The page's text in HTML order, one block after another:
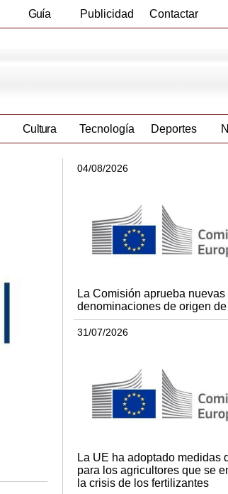
Guía Publicidad Contactar
Cultura Tecnología Deportes
04/08/2026
La Comisión aprueba nuevas
denominaciones de origen
31/07/2026
La UE ha adoptado medidas
para los agricultores que se
la crisis de los fertilizantes